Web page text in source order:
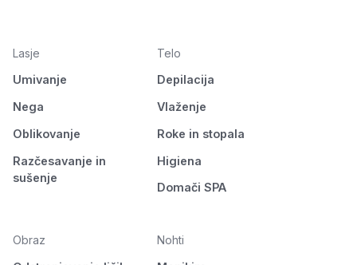
Lasje
Umivanje
Nega
Oblikovanje
Razčesavanje in
sušenje
Telo
Depilacija
Vlaženje
Roke in stopala
Higiena
Domači SPA
Obraz
Nohti